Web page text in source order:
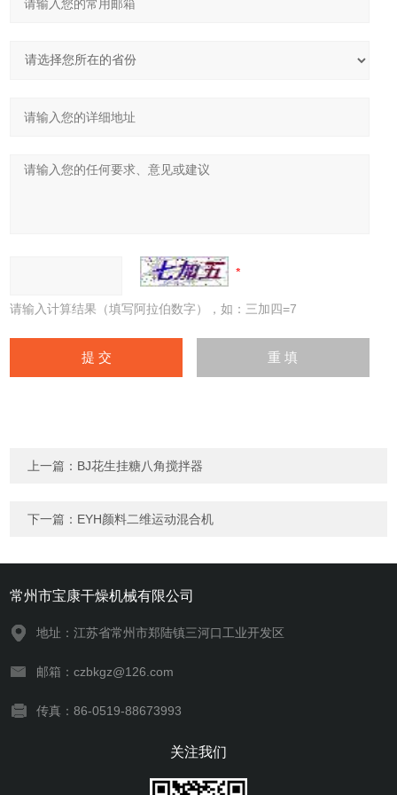
请输入计算结果（填写阿拉伯数字），如：三加四=7
上一篇： BJ花生挂糖八角搅拌器
下一篇： EYH颜料二维运动混合机
常州市宝康干燥机械有限公司
地址：江苏省常州市郑陆镇三河口工业开发区
邮箱：czbkgz@126.com
传真：86-0519-88673993
关注我们